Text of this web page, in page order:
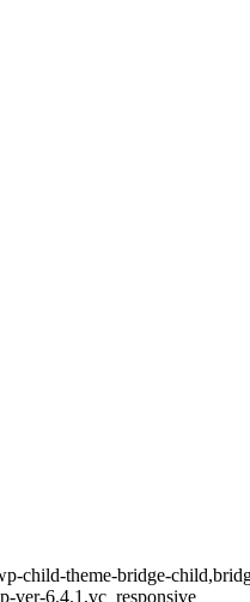
child-theme-bridge-
ver-6.4.1,vc_responsive